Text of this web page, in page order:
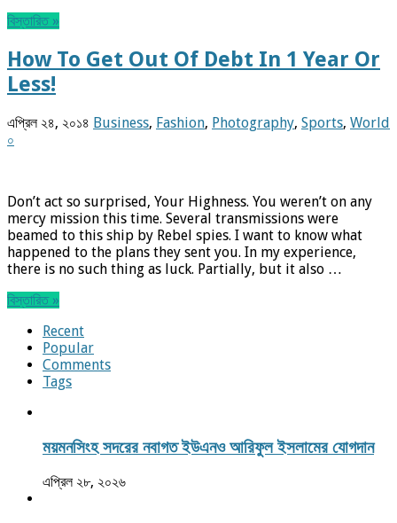
বিস্তারিত »
How To Get Out Of Debt In 1 Year Or
Less!
এপ্রিল ২৪, ২০১৪ Business, Fashion, Photography, Sports, World
০
Don’t act so surprised, Your Highness. You weren’t on any
mercy mission this time. Several transmissions were
beamed to this ship by Rebel spies. I want to know what
happened to the plans they sent you. In my experience,
there is no such thing as luck. Partially, but it also …
বিস্তারিত »
Recent
Popular
Comments
Tags
ময়মনসিংহ সদরের নবাগত ইউএনও আরিফুল ইসলামের যোগদান
এপ্রিল ২৮, ২০২৬